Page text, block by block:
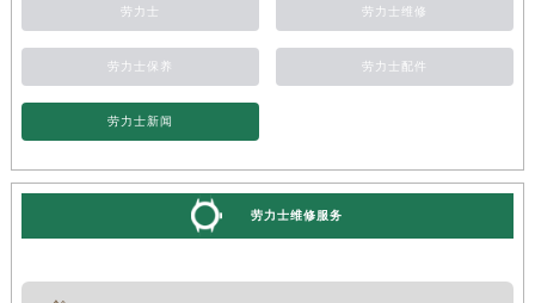
劳力士 劳力士维修
劳力士保养 劳力士配件
劳力士新闻
劳力士维修服务